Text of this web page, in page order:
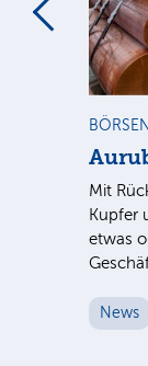
Mit
Kupfer
etwas
News